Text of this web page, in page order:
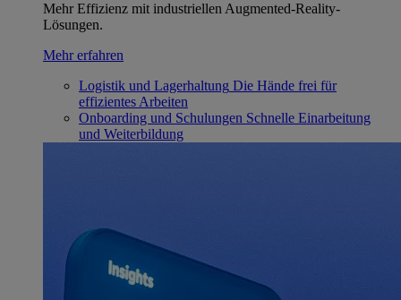
Mehr Effizienz mit industriellen Augmented-Reality-
Lösungen.
Mehr erfahren
Logistik und Lagerhaltung Die Hände frei für
effizientes Arbeiten
Onboarding und Schulungen Schnelle Einarbeitung
und Weiterbildung